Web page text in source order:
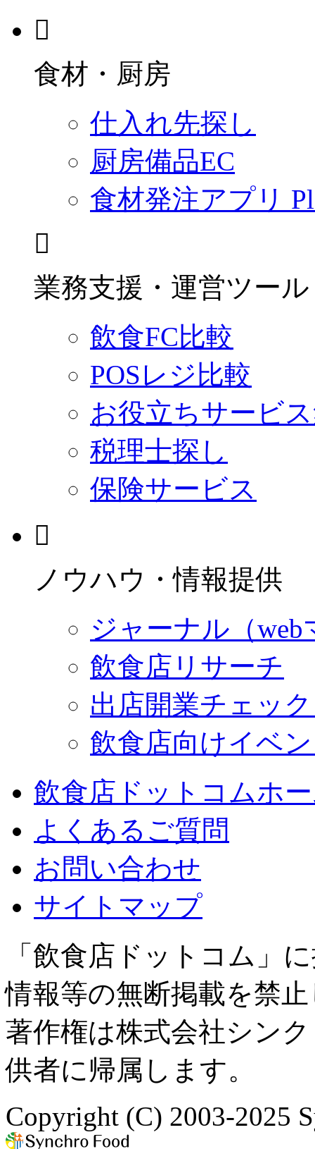
食材・厨房
仕入れ先探し
厨房備品EC
食材発注アプリ
業務支援・運営ツール
飲食FC比較
POSレジ比較
お役立ちサービ
税理士探し
保険サービス
ノウハウ・情報提供
ジャーナル（
飲食店リサーチ
出店開業チェッ
飲食店向けイベ
飲食店ドットコムホ
よくあるご質問
お問い合わせ
サイトマップ
「飲食店ドットコム」
情報等の無断掲載を禁
著作権は株式会社シン
供者に帰属します。
Copyright (C) 2003-2025